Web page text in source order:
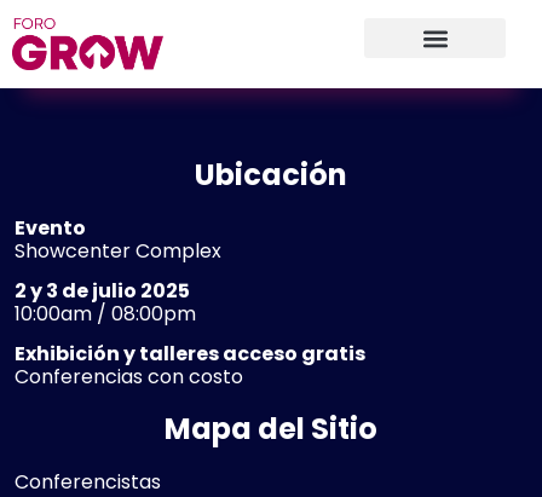
Ubicación
Evento
Showcenter Complex
2 y 3 de julio 2025
10:00am / 08:00pm
Exhibición y talleres acceso gratis
Conferencias con costo
Mapa del Sitio
Conferencistas